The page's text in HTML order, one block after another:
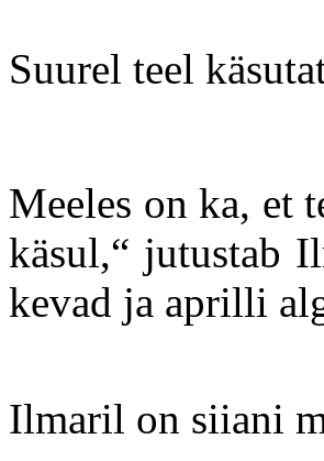
Suurel teel
Meeles on ka, et
käsul,“ jutustab
kevad ja aprilli
Ilmaril on siiani